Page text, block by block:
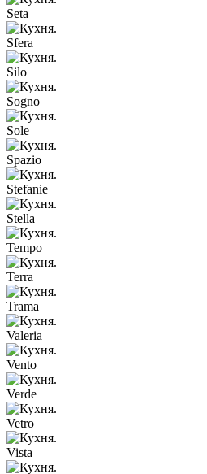
Seta
Sfera
Silo
Sogno
Sole
Spazio
Stefanie
Stella
Tempo
Terra
Trama
Valeria
Vento
Verde
Vetro
Vista